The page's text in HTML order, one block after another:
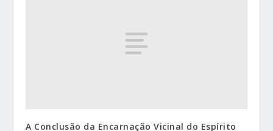
A Conclusão da Encarnação Vicinal do Espírito